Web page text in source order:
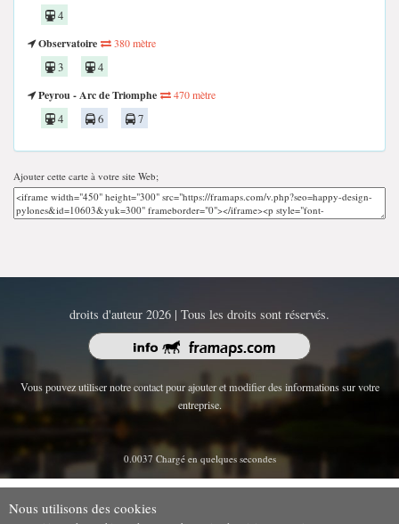
4
Observatoire
380 mètre
3
4
Peyrou - Arc de Triomphe
470 mètre
4 6 7
Ajouter cette carte à votre site Web;
droits d'auteur 2026 | Tous les droits sont réservés.
Vous pouvez utiliser notre contact pour ajouter et modifier des informations sur votre
entreprise.
0.0037 Chargé en quelques secondes
Nous utilisons des cookies